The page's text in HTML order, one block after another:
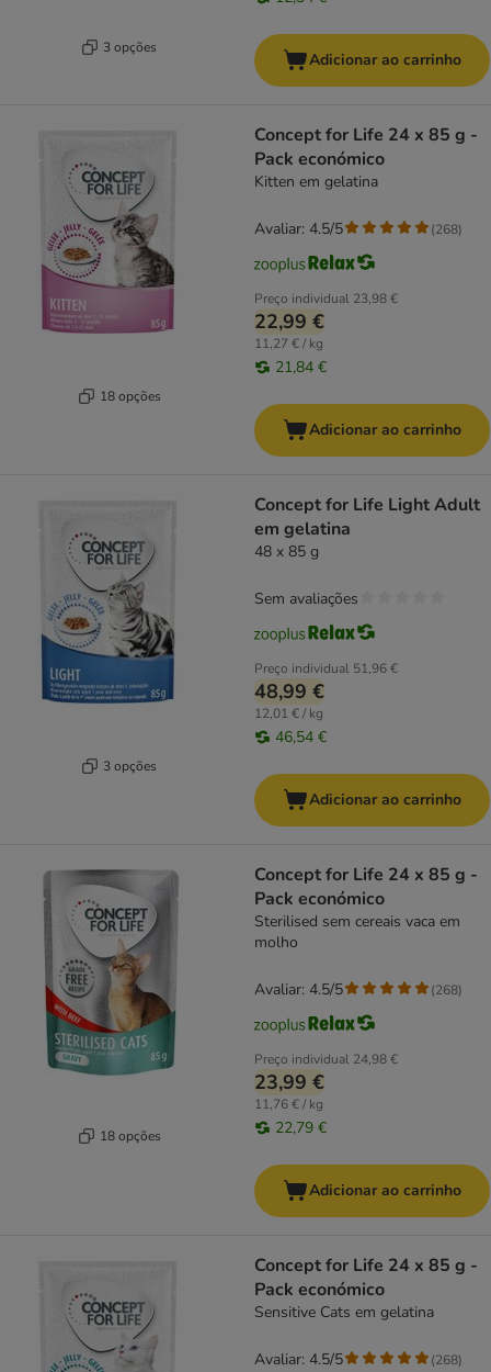
3 opções
Adicionar ao carrinho
18 opções
Concept for Life 24 x 85 g -
Pack económico
Kitten em gelatina
Preço individual 23,98 €
22,99 €
11,27 € / kg
21,84 €
Avaliar: 4.5/5 (268)
Adicionar ao carrinho
3 opções
Concept for Life Light Adult
em gelatina
48 x 85 g
Preço individual 51,96 €
48,99 €
12,01 € / kg
46,54 €
Sem avaliações
Adicionar ao carrinho
18 opções
Concept for Life 24 x 85 g -
Pack económico
Sterilised sem cereais vaca em
molho
Preço individual 24,98 €
23,99 €
11,76 € / kg
22,79 €
Avaliar: 4.5/5 (268)
Adicionar ao carrinho
Concept for Life 24 x 85 g -
Pack económico
Sensitive Cats em gelatina
Avaliar: 4.5/5 (268)